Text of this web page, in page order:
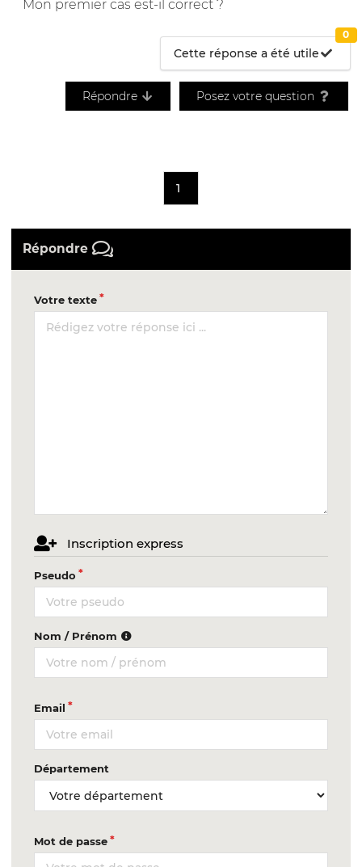
Mon premier cas est-il correct ?
Cette réponse a été utile
0
Répondre Posez votre question
1
Répondre
Votre texte
Inscription express
Pseudo
Nom / Prénom
Email
Département
Mot de passe